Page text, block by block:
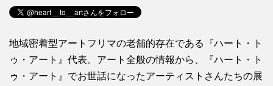
地域密着型アートフリマの老舗的存在である『ハート・ト
ゥ・アート』代表。アート全般の情報から、『ハート・ト
ゥ・アート』でお世話になったアーティストさんたちの展